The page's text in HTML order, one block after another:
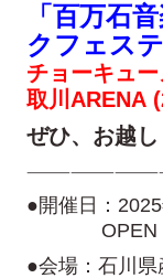
「百万石
クフェス
チョーキュ
取川ARENA
ぜひ、お越し
●開催日：
OPEN
●会場：石川県